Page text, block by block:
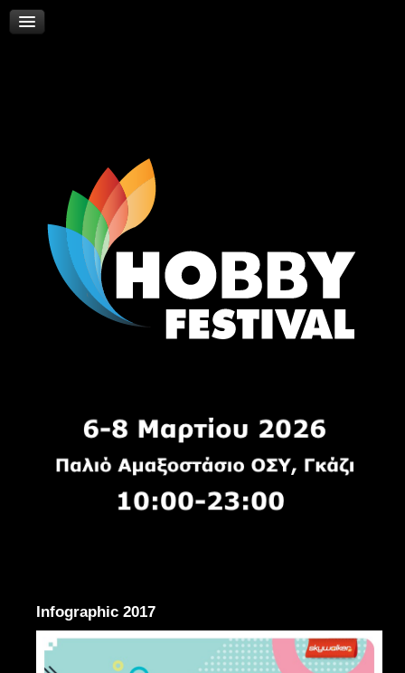
Infographic 2017